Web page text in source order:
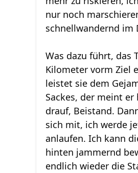
nur noch
schnellwandernd im
Was dazu führt, das
Kilometer vorm Ziel
leistet sie dem
Sackes, der meint
drauf, Beistand.
sich mit, ich werde
anlaufen. Ich kann
hinten jammernd
endlich wieder die